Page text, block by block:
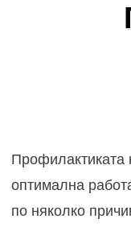
Профилактиката
оптимална
по няколко